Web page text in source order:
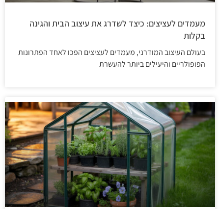
מעמדים לעציצים: כיצד לשדרג את עיצוב הבית והגינה
בקלות
בעולם העיצוב המודרני, מעמדים לעציצים הפכו לאחד הפתרונות
הפופולריים והיעילים ביותר להעשרת